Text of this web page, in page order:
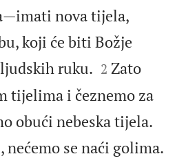
nova tijela,
koji će biti Božje
ruku. 

2 Zato
tijelima i čeznemo za
obući nebeska tijela.
nećemo se naći golima.